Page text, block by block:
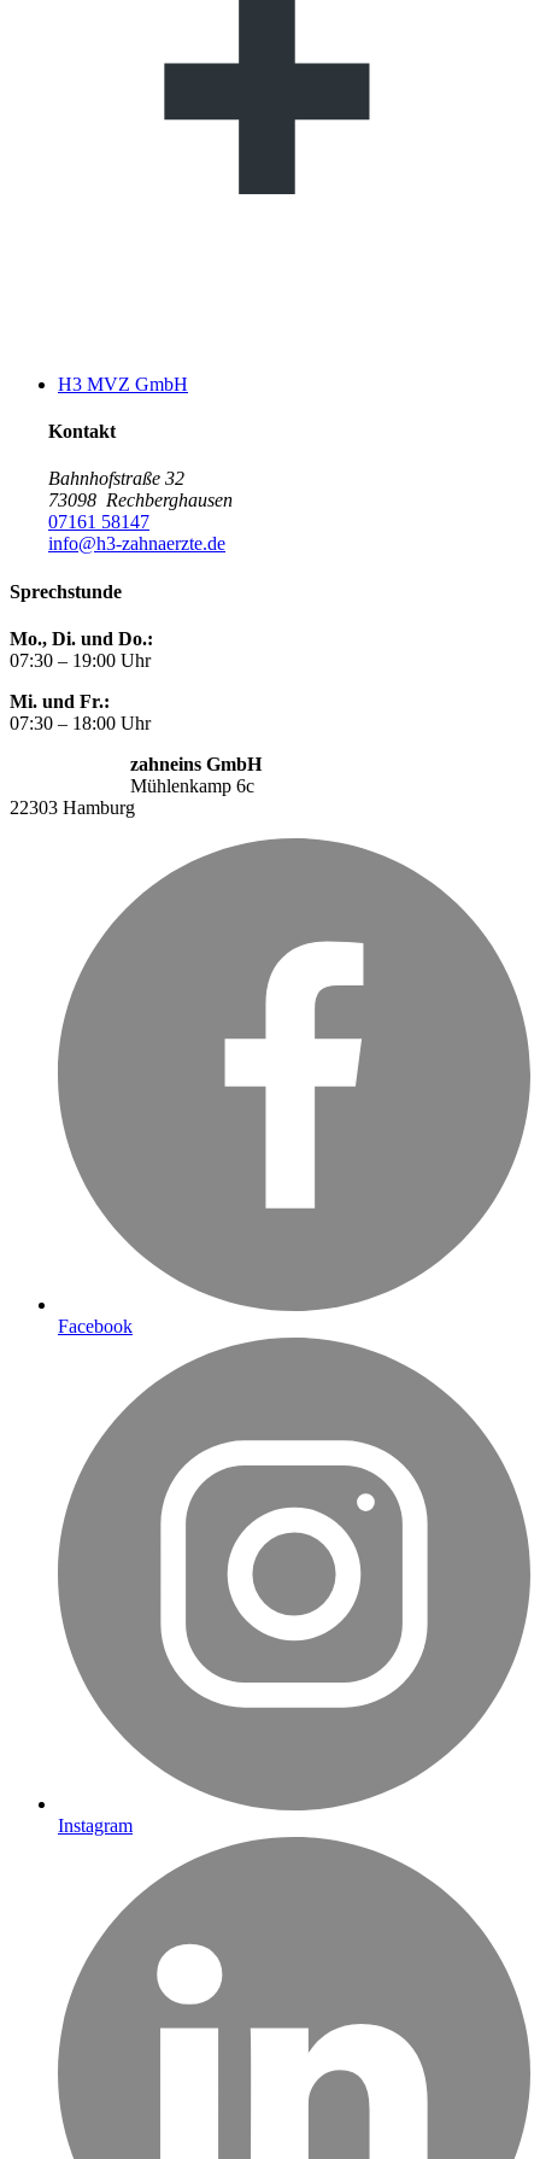
H3 MVZ GmbH
Kontakt
Bahnhofstraße 32
73098 Rechberghausen
07161 58147
info@h3-zahnaerzte.de
Sprechstunde
Mo., Di. und Do.:
07:30 – 19:00 Uhr
Mi. und Fr.:
07:30 – 18:00 Uhr
zahneins GmbH
Mühlenkamp 6c
22303 Hamburg
Facebook
Instagram